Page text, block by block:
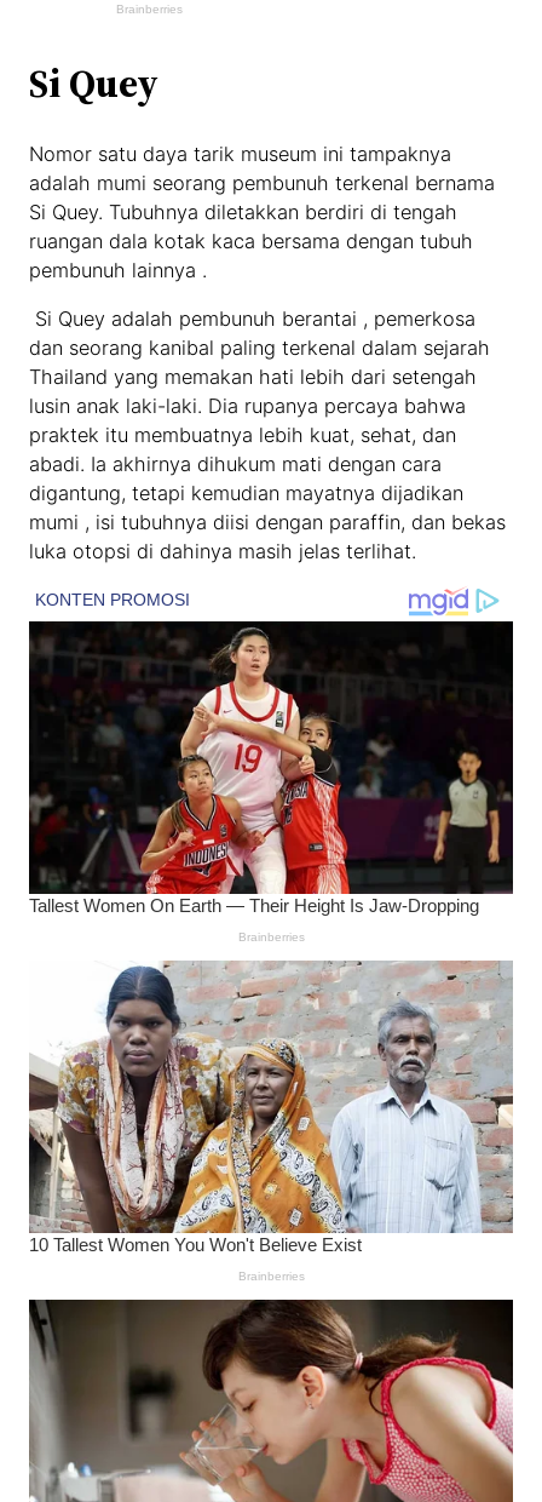
Si Quey
Nomor satu daya tarik museum ini tampaknya
adalah mumi seorang pembunuh terkenal bernama
Si Quey. Tubuhnya diletakkan berdiri di tengah
ruangan dala kotak kaca bersama dengan tubuh
pembunuh lainnya .
Si Quey adalah pembunuh berantai , pemerkosa
dan seorang kanibal paling terkenal dalam sejarah
Thailand yang memakan hati lebih dari setengah
lusin anak laki-laki. Dia rupanya percaya bahwa
praktek itu membuatnya lebih kuat, sehat, dan
abadi. Ia akhirnya dihukum mati dengan cara
digantung, tetapi kemudian mayatnya dijadikan
mumi , isi tubuhnya diisi dengan paraffin, dan bekas
luka otopsi di dahinya masih jelas terlihat.